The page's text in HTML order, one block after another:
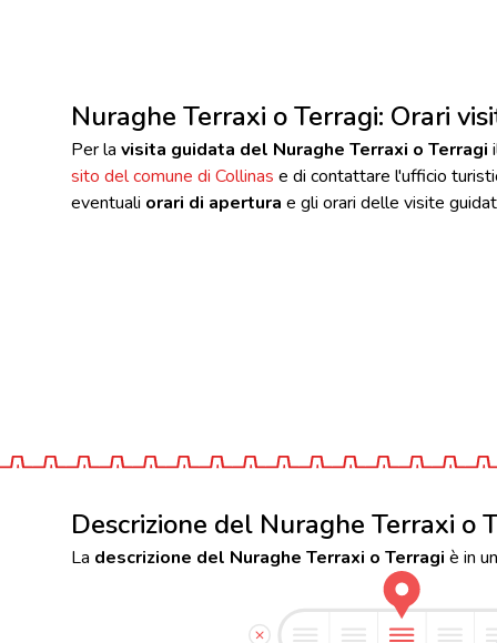
Nuraghe Terraxi o Terragi: Orari
Per la visita guidata del Nuraghe Terraxi o Terragi
sito del comune di Collinas e di contattare l'ufficio
eventuali orari di apertura e gli orari delle visite
Descrizione del Nuraghe Terraxi o
La descrizione del Nuraghe Terraxi o Terragi è in